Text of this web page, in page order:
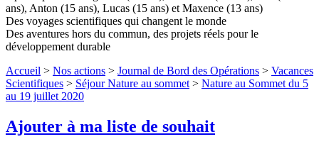
ans), Anton (15 ans), Lucas (15 ans) et Maxence (13 ans)
Des voyages scientifiques qui changent le monde
Des aventures hors du commun, des projets réels pour le
développement durable
Accueil > Nos actions > Journal de Bord des Opérations > Vacances
Scientifiques > Séjour Nature au sommet > Nature au Sommet du 5
au 19 juillet 2020
Ajouter à ma liste de souhait